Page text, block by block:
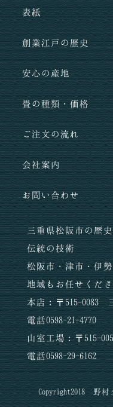
表紙
創業江戸の歴史
安心の産地
畳の種類・価格
ご注文の流れ
会社案内
お問い合わせ
三重県松阪市の歴
伝統の技術
松阪市・津市・伊
地域もお任せくだ
本店：〒515-0083
電話0598-21-4770
山室工場：〒515-
電話0598-29-6162
Copyright2018 野